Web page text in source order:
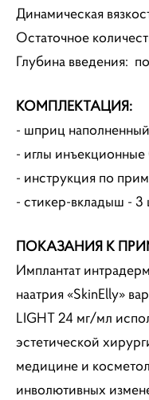
Динамическая
Остаточное
Глубина введения:
КОМПЛЕКТАЦИЯ:
- шприц наполненный
- иглы
- инструкция по
- стикер-вкладыш - 3
ПОКАЗАНИЯ К
Имплантат
наатрия «SkinElly»
LIGHT 24 мг/мл
эстетической
медицине и
инволютивных